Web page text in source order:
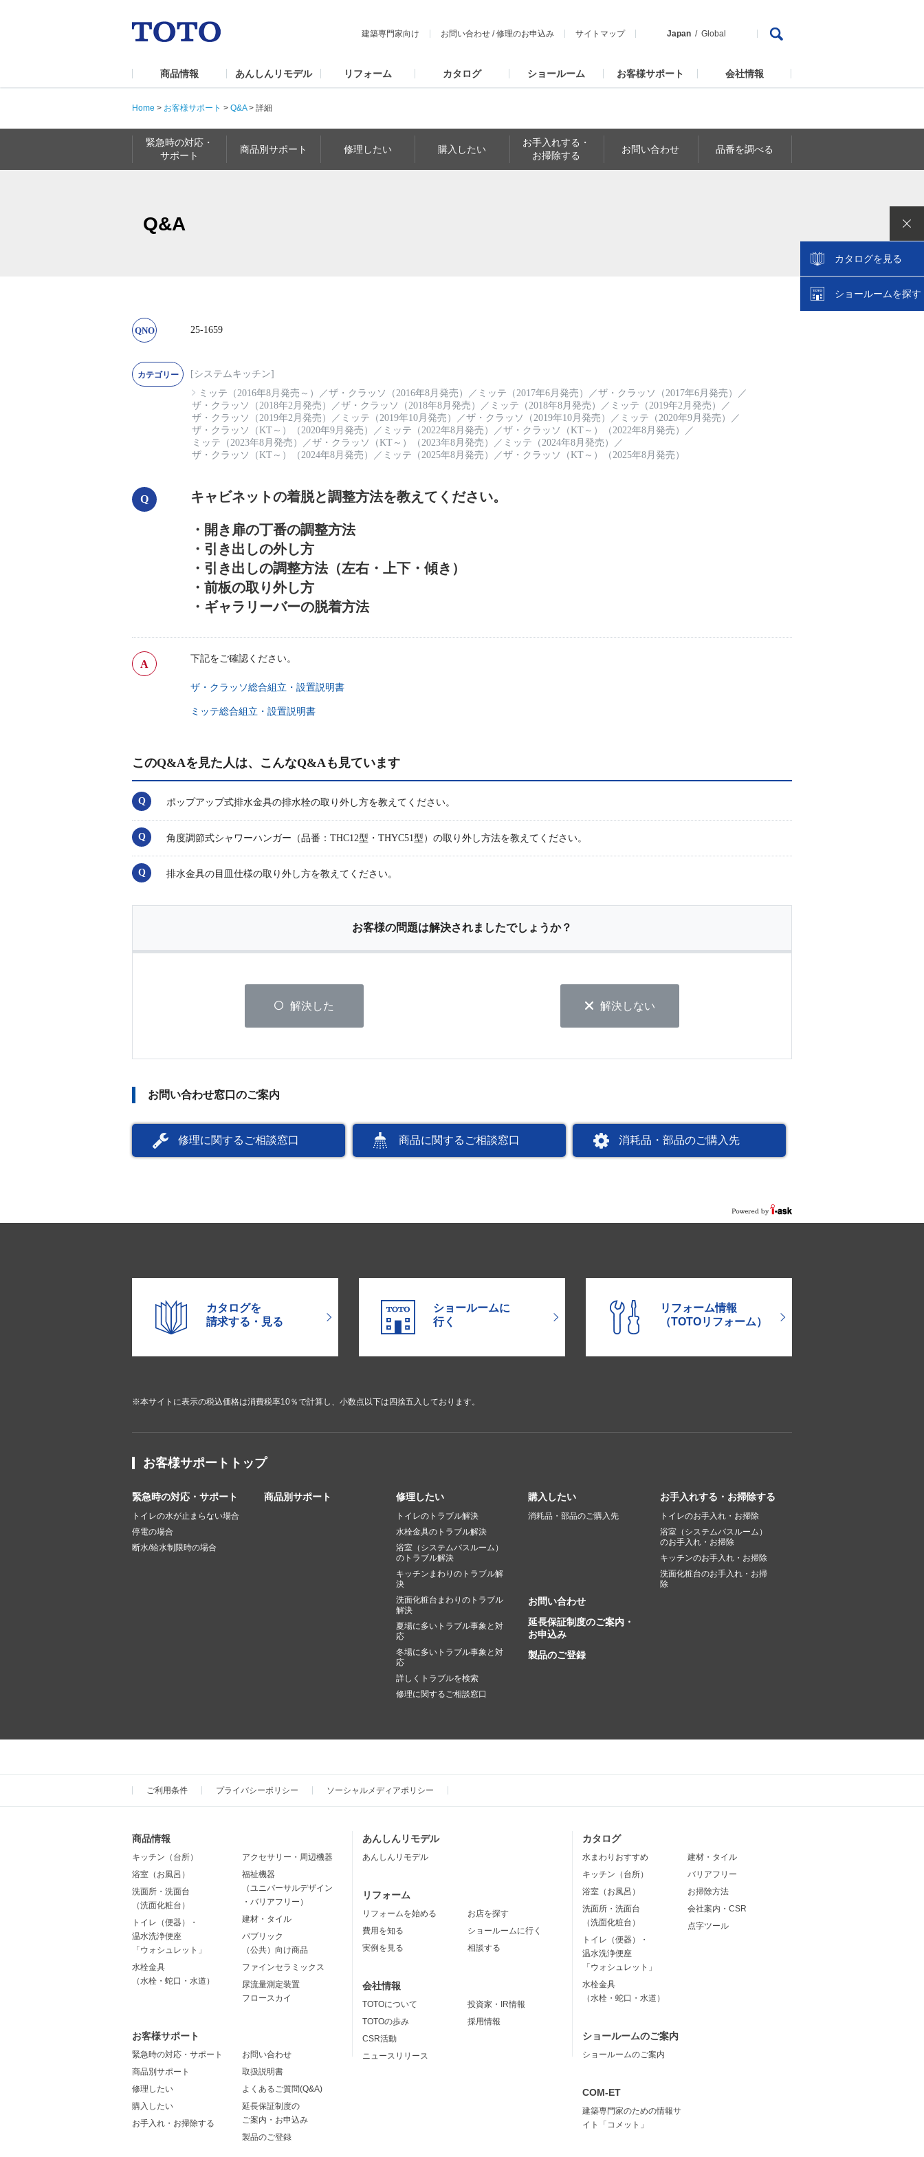
建築専門家向け お問い合わせ /修理のお申込み サイトマップ Japan Global
商品情報 あんしんリモデル リフォーム カタログ ショールーム お客様サポート 会社情報
Home > お客様サポート > Q&A> 詳細
緊急時の対応・
サポート
商品別サポート 修理したい 購入したい
お手入れする・
お掃除する
お問い合わせ 品番を調べる
カタログを見る
ショールームを探す
Q&A
25-1659
[システムキッチン]
ミッテ（2016年8月発売～）
／ザ・クラッソ（2016年8月発売） ／ ミッテ（2017年6月発売） ／ザ・クラッソ（2017年6月発売）
／
ザ・クラッソ（2018年2月発売）
／ザ・クラッソ（2018年8月発売） ／ ミッテ（2018年8月発売） ／ ミッテ（2019年2月発売）
／
ザ・クラッソ（2019年2月発売）
／ ミッテ（2019年10月発売） ／ザ・クラッソ（2019年10月発売） ／ ミッテ（2020年9月発売）
／
ザ・クラッソ（KT～）（2020年9月発売）
／ ミッテ（2022年8月発売） ／ザ・クラッソ（KT～）（2022年8月発売）
／
ミッテ（2023年8月発売）
／ザ・クラッソ（KT～）（2023年8月発売） ／ ミッテ（2024年8月発売）
／
ザ・クラッソ（KT～）（2024年8月発売）
／ ミッテ（2025年8月発売） ／ザ・クラッソ（KT～）（2025年8月発売）
キャビネットの着脱と調整方法を教えてください。
・開き扉の丁番の調整方法
・引き出しの外し方
・引き出しの調整方法（左右・上下・傾き）
・前板の取り外し方
・ギャラリーバーの脱着方法
下記をご確認ください。
ザ・クラッソ総合組立・設置説明書
ミッテ総合組立・設置説明書
このQ&Aを見た人は、こんなQ&Aも見ています
ポップアップ式排水金具の排水栓の取り外し方を教えてください。
角度調節式シャワーハンガー（品番：THC12型・THYC51型）の取り外し方法を教えてください。
排水金具の目皿仕様の取り外し方を教えてください。
お客様の問題は解決されましたでしょうか？
解決した 解決しない
お問い合わせ窓口のご案内
修理に関するご相談窓口 商品に関するご相談窓口 消耗品・部品のご購入先
カタログを
請求する・見る
ショールームに
行く
リフォーム情報
（TOTOリフォーム）
※本サイトに表示の税込価格は消費税率10％で計算し、小数点以下は四捨五入しております。
お客様サポートトップ
緊急時の対応・サポート
トイレの水が止まらない場合
停電の場合
断水/給水制限時の場合
商品別サポート 修理したい
トイレのトラブル解決
水栓金具のトラブル解決
浴室（システムバスルーム）
のトラブル解決
キッチンまわりのトラブル解
決
洗面化粧台まわりのトラブル
解決
夏場に多いトラブル事象と対
応
冬場に多いトラブル事象と対
応
詳しくトラブルを検索
修理に関するご相談窓口
購入したい
消耗品・部品のご購入先
お手入れする・お掃除する
トイレのお手入れ・お掃除
浴室（システムバスルーム）
のお手入れ・お掃除
キッチンのお手入れ・お掃除
洗面化粧台のお手入れ・お掃
除
お問い合わせ
延長保証制度のご案内・
お申込み
製品のご登録
ご利用条件 プライバシーポリシー ソーシャルメディアポリシー
商品情報
キッチン（台所）
浴室（お風呂）
洗面所・洗面台
（洗面化粧台）
トイレ（便器）・
温水洗浄便座
「ウォシュレット」
水栓金具
（水栓・蛇口・水道）
アクセサリー・周辺機器
福祉機器
（ユニバーサルデザイン
・バリアフリー）
建材・タイル
パブリック
（公共）向け商品
ファインセラミックス
尿流量測定装置
フロースカイ
お客様サポート
緊急時の対応・サポート
商品別サポート
修理したい
購入したい
お手入れ・お掃除する
お問い合わせ
取扱説明書
よくあるご質問(Q&A)
延長保証制度の
ご案内・お申込み
製品のご登録
あんしんリモデル
あんしんリモデル
リフォーム
リフォームを始める
費用を知る
実例を見る
お店を探す
ショールームに行く
相談する
会社情報
TOTOについて
TOTOの歩み
CSR活動
ニュースリリース
投資家・IR情報
採用情報
カタログ
水まわりおすすめ
キッチン（台所）
浴室（お風呂）
洗面所・洗面台
（洗面化粧台）
トイレ（便器）・
温水洗浄便座
「ウォシュレット」
水栓金具
（水栓・蛇口・水道）
建材・タイル
バリアフリー
お掃除方法
会社案内・CSR
点字ツール
ショールームのご案内
ショールームのご案内
COM-ET
建築専門家のための情報サ
イト「コメット」